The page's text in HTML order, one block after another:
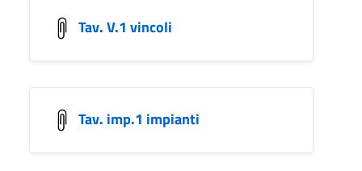
Tav. V.1 vincoli
Tav. imp.1 impianti